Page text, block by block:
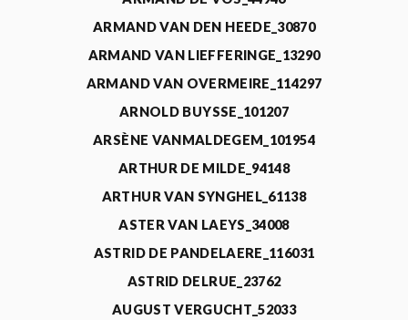
ARMAND VAN DEN HEEDE_30870
ARMAND VAN LIEFFERINGE_13290
ARMAND VAN OVERMEIRE_114297
ARNOLD BUYSSE_101207
ARSÈNE VANMALDEGEM_101954
ARTHUR DE MILDE_94148
ARTHUR VAN SYNGHEL_61138
ASTER VAN LAEYS_34008
ASTRID DE PANDELAERE_116031
ASTRID DELRUE_23762
AUGUST VERGUCHT_52033